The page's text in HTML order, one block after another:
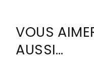
VOUS
AUSSI…